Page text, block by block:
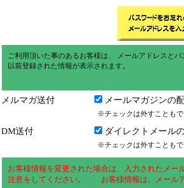
ご利用頂いた事のあるお客様は、 メールアドレスと
以前登録された情報が表示されます。
メルマガ送付 メールマガジンの
※チェックは外すことも
DM送付 ダイレクトメール
※チェックは外すことも
お客様情報を変更された場合は、入力されたメ
注意をしてください。 お客様情報は、メール